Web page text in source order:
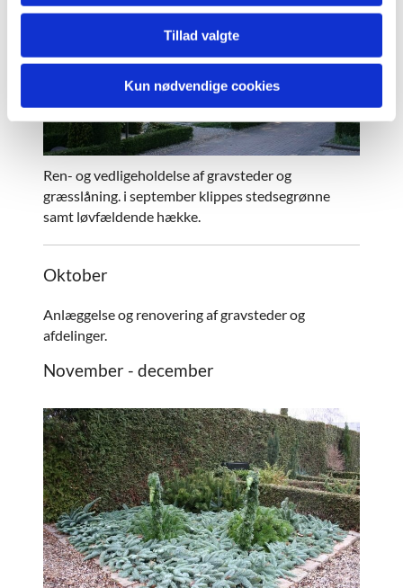
Tillad valgte
Kun nødvendige cookies
Ren- og vedligeholdelse af gravsteder og
græsslåning. i september klippes stedsegrønne
samt løvfældende hække.
Oktober
Anlæggelse og renovering af gravsteder og
afdelinger.
November - december